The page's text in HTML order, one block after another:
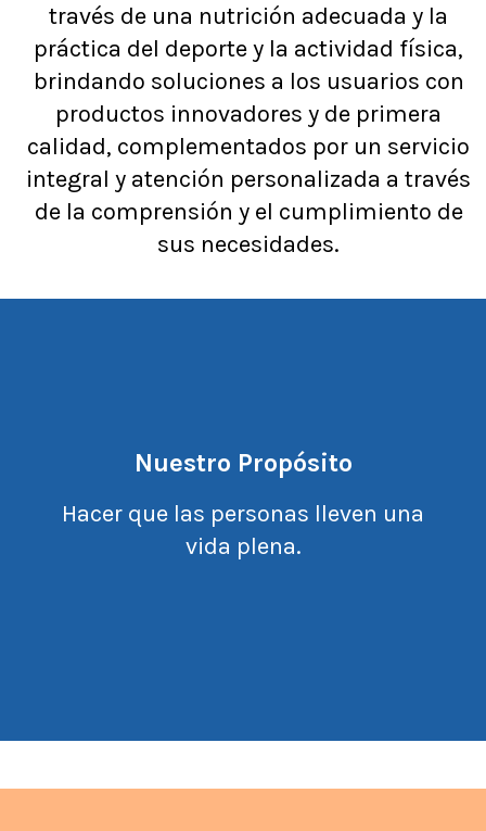
través de una nutrición adecuada y la
práctica del deporte y la actividad física,
brindando soluciones a los usuarios con
productos innovadores y de primera
calidad, complementados por un servicio
integral y atención personalizada a través
de la comprensión y el cumplimiento de
sus necesidades.
Nuestro Propósito
Hacer que las personas lleven una
vida plena.